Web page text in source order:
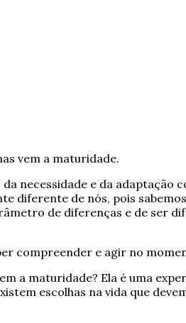
vem a maturidade.
necessidade e da adaptação
diferente de nós, pois
de diferenças e de ser
compreender e agir no
a maturidade? Ela é uma
escolhas na vida que